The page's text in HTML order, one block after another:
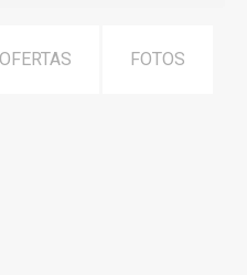
OFERTAS FOTOS